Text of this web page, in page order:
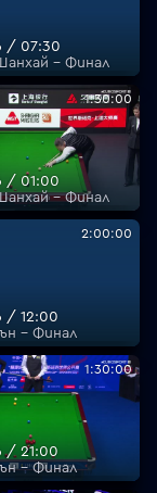
/ 07:30
- Финал
1:30:00
/ 01:00
- Финал
2:00:00
/ 12:00
- Финал
1:30:00
/ 21:00
- Финал